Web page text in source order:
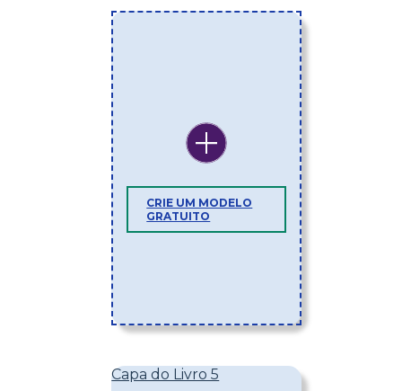
CRIE UM MODELO
GRATUITO
Capa do Livro 5